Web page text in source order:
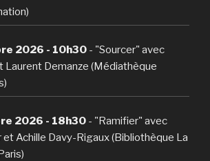
2026 - 10h30 - "Sourcer" avec
Laurent Demanze (Médiathèque
2026 - 18h30 - "Ramifier" avec
et Achille Davy-Rigaux (Bibliothèque La